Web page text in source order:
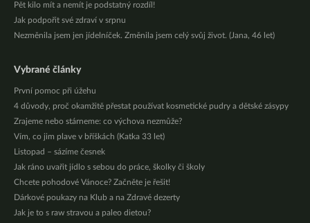
Pět kilo mít a nemít je podstatný rozdíl!
Jak podpořit své zdraví v srpnu
Nezměnila jsem jen jídelníček. Změnila jsem celý svůj život. (Jana, 46 let)
Vybrané články
První pomoc při úžehu
4 důvody, proč okamžitě přestat používat kosmetické pudry a dětské zásypy
Zrajeme nebo stárneme: co výchova nezmůže?
Vím, co jim plave v bříškách (Katka 33 let)
Listopad – sázíme česnek
Jak ráno uvařit jídlo s sebou do práce, školky či školy
Chcete pohodové Vánoce? Začněte je řešit!
Dárkové poukazy na Klub a na Zdravé dezerty
Jak je to s raw stravou a paleo dietou?